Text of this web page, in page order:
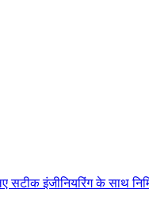
सटीक इंजीनियरिंग के साथ